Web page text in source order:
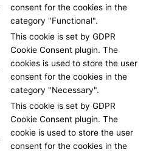
consent for the cookies in the
category "Functional".
This cookie is set by GDPR
Cookie Consent plugin. The
cookies is used to store the user
consent for the cookies in the
category "Necessary".
This cookie is set by GDPR
Cookie Consent plugin. The
cookie is used to store the user
consent for the cookies in the